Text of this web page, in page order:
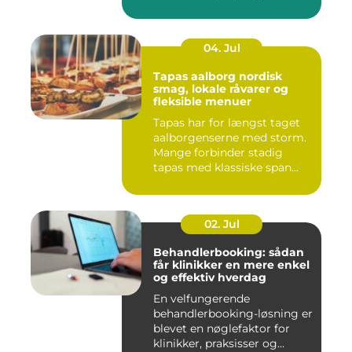
04. Jul
Tapas aalborg nordisk
smag, lokale råvarer og
fleksible menuer
Tapas har for længst taget
aalborgenserne med storm.
Mange forbinder stadig
tapas med klassiske span...
02. Jul
Behandlerbooking: sådan
får klinikker en mere enkel
og effektiv hverdag
En velfungerende
behandlerbooking-løsning er
blevet en nøglefaktor for
klinikker, praksisser og